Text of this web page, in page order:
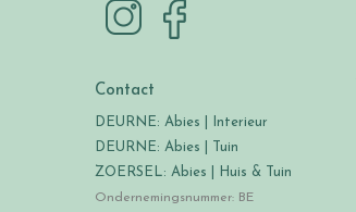
Contact
DEURNE: Abies | Interieur
DEURNE: Abies | Tuin
ZOERSEL: Abies | Huis & Tuin
Ondernemingsnummer: BE